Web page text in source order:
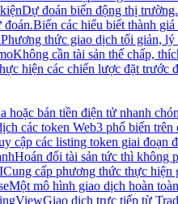
Dự đoán biến động thị
đoán.Biến các hiểu biết thành giá
Phương thức giao dịch tối giản,
Không cần tài sản thế chấp,
hiện các chiến lược đặt trước
hoặc bán tiền điện tử nhanh
các token Web3 phổ biến trên
cập các listing token giai đoạn
Hoán đổi tài sản tức thì không
Cung cấp phương thức thực hiện
Một mô hình giao dịch hoàn
Giao dịch trực tiếp từ